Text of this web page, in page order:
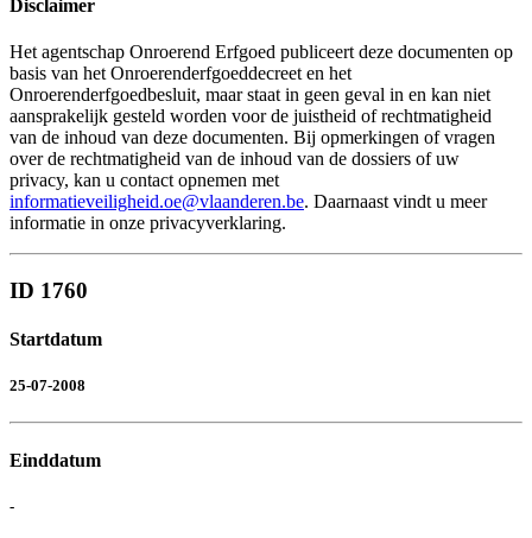
Disclaimer
Het agentschap Onroerend Erfgoed publiceert deze documenten op
basis van het Onroerenderfgoeddecreet en het
Onroerenderfgoedbesluit, maar staat in geen geval in en kan niet
aansprakelijk gesteld worden voor de juistheid of rechtmatigheid
van de inhoud van deze documenten. Bij opmerkingen of vragen
over de rechtmatigheid van de inhoud van de dossiers of uw
privacy, kan u contact opnemen met
informatieveiligheid.oe@vlaanderen.be. Daarnaast vindt u meer
informatie in onze privacyverklaring.
ID 1760
Startdatum
25-07-2008
Einddatum
-